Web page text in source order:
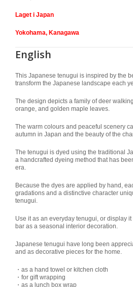
Laget i Japan
Yokohama, Kanagawa
English
This Japanese tenugui is inspired by the
transform the Japanese landscape each
The design depicts a family of deer
orange, and golden maple leaves.
The warm colours and peaceful scenery
autumn in Japan and the beauty of the
The tenugui is dyed using the traditional
a handcrafted dyeing method that has
era.
Because the dyes are applied by hand,
gradations and a distinctive character
tenugui.
Use it as an everyday tenugui, or display
bar as a seasonal interior decoration.
Japanese tenugui have long been
and as decorative pieces for the home.
・as a hand towel or kitchen cloth
・for gift wrapping
・as a lunch box wrap